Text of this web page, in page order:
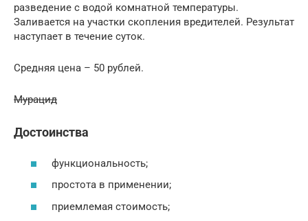
разведение с водой комнатной температуры.
Заливается на участки скопления вредителей. Результат
наступает в течение суток.
Средняя цена – 50 рублей.
Мурацид
Достоинства
функциональность;
простота в применении;
приемлемая стоимость;